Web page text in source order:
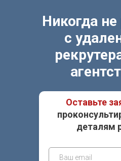
Никогда
с
Оставьте
деталям